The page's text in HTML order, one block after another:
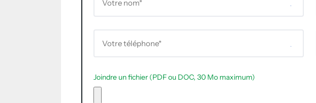
Joindre un fichier (PDF ou DOC, 30 Mo maximum)